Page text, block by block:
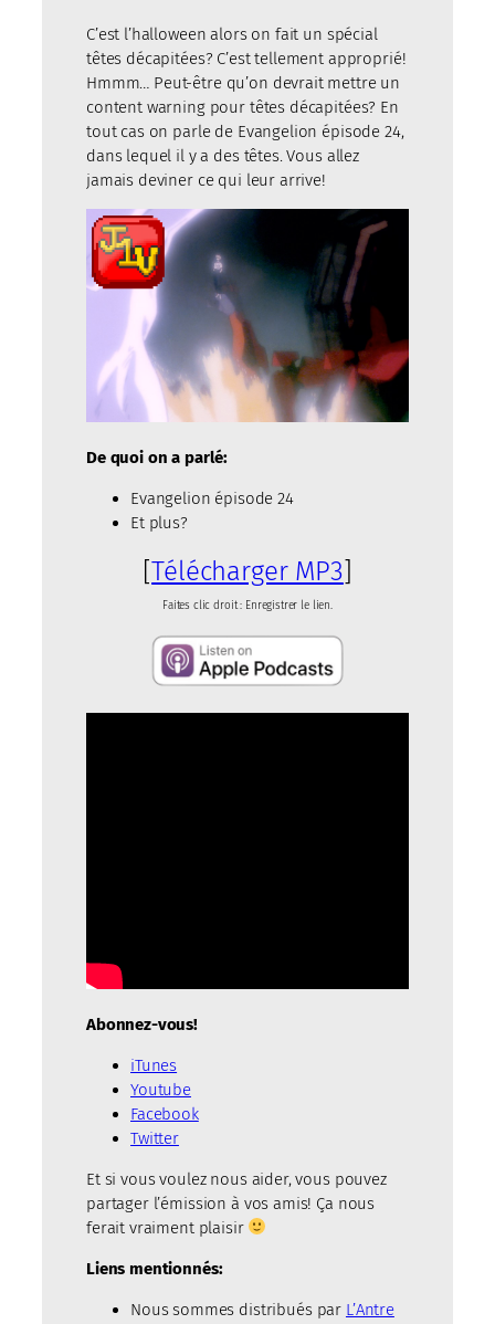
C’est l’halloween alors on fait un spécial
têtes décapitées? C’est tellement approprié!
Hmmm… Peut-être qu’on devrait mettre un
content warning pour têtes décapitées? En
tout cas on parle de Evangelion épisode 24,
dans lequel il y a des têtes. Vous allez
jamais deviner ce qui leur arrive!
De quoi on a parlé:
Evangelion épisode 24
Et plus?
[Télécharger MP3]
Faites clic droit : Enregistrer le lien.
Abonnez-vous!
iTunes
Youtube
Facebook
Twitter
Et si vous voulez nous aider, vous pouvez
partager l’émission à vos amis! Ça nous
ferait vraiment plaisir
Liens mentionnés:
Nous sommes distribués par L’Antre